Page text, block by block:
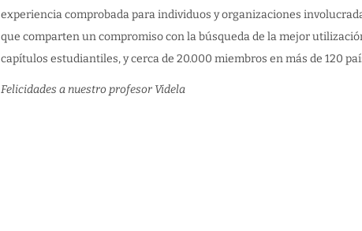
experiencia comprobada para individuos y organizaciones
que comparten un compromiso con la búsqueda de la mejor
capítulos estudiantiles, y cerca de 20.000 miembros en más de 120
Felicidades a nuestro profesor Videla